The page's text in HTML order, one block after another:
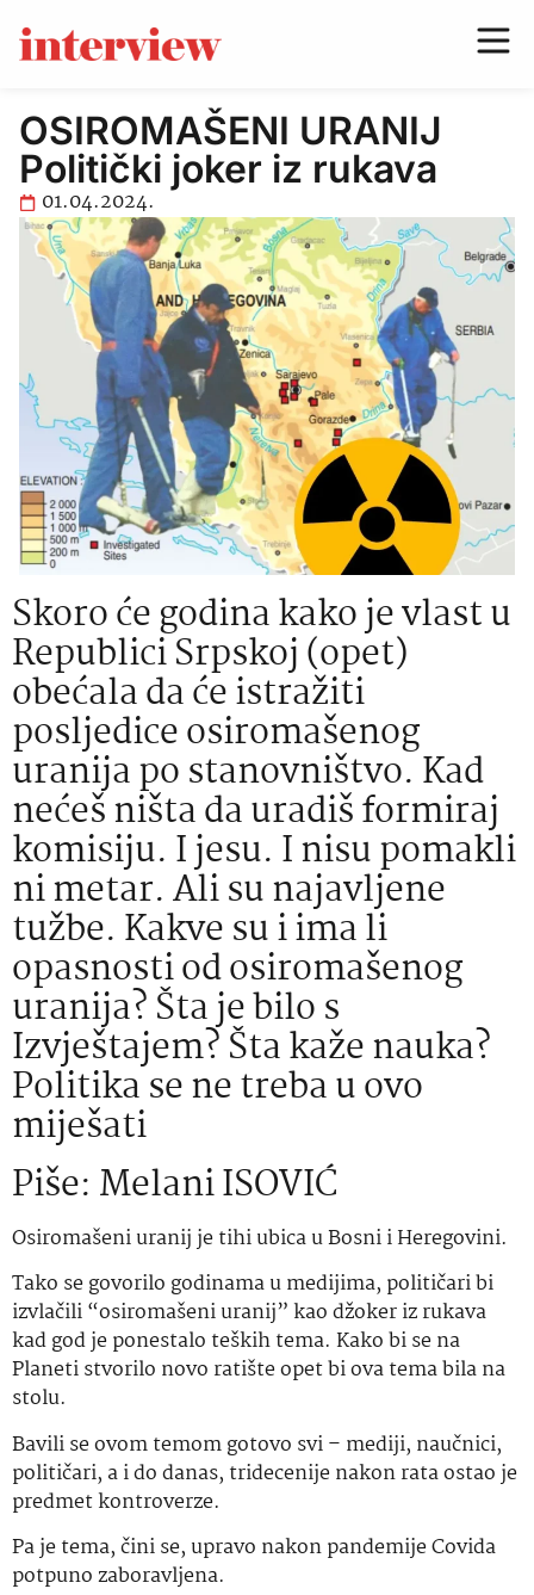
OSIROMAŠENI URANIJ
Politički joker iz rukava
01.04.2024.
Skoro će godina kako je vlast u
Republici Srpskoj (opet)
obećala da će istražiti
posljedice osiromašenog
uranija po stanovništvo. Kad
nećeš ništa da uradiš formiraj
komisiju. I jesu. I nisu pomakli
ni metar. Ali su najavljene
tužbe. Kakve su i ima li
opasnosti od osiromašenog
uranija? Šta je bilo s
Izvještajem? Šta kaže nauka?
Politika se ne treba u ovo
miješati
Piše: Melani ISOVIĆ
Osiromašeni uranij je tihi ubica u Bosni i Heregovini.
Tako se govorilo godinama u medijima, političari bi
izvlačili “osiromašeni uranij” kao džoker iz rukava
kad god je ponestalo teških tema. Kako bi se na
Planeti stvorilo novo ratište opet bi ova tema bila na
stolu.
Bavili se ovom temom gotovo svi – mediji, naučnici,
političari, a i do danas, tridecenije nakon rata ostao je
predmet kontroverze.
Pa je tema, čini se, upravo nakon pandemije Covida
potpuno zaboravljena.